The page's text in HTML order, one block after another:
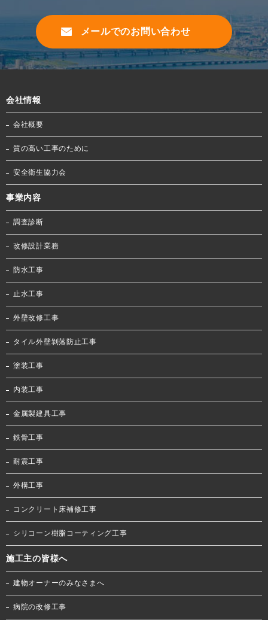
メールでのお問い合わせ
会社情報
会社概要
質の高い工事のために
安全衛生協力会
事業内容
調査診断
改修設計業務
防水工事
止水工事
外壁改修工事
タイル外壁剝落防止工事
塗装工事
内装工事
金属製建具工事
鉄骨工事
耐震工事
外構工事
コンクリート床補修工事
シリコーン樹脂コーティング工事
施工主の皆様へ
建物オーナーのみなさまへ
病院の改修工事